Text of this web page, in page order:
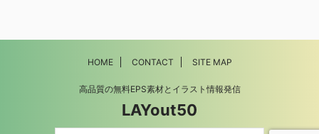
当方は、以下の目的のため、その範囲内においてのみ、個人情報
を収集・利用いたします。当方による個人情報の収集・利用は、
供された場合は、当方が本方針に則って個人情報を 利用すること
HOME CONTACT SITE MAP
高品質の無料EPS素材とイラスト情報発信
LAYout50